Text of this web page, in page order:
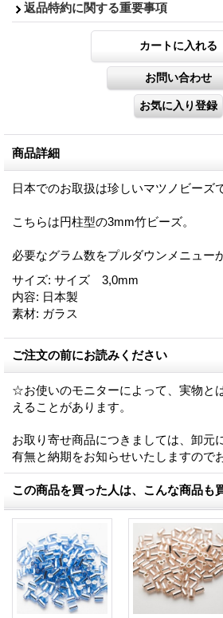
返品特約に関する重要事項
商品詳細
日本でのお取扱は珍しいマツノビーズ
こちらは円柱型の3mm竹ビーズ。
必要なグラム数をプルダウンメニュー
サイズ: サイズ 3,0mm
内容: 日本製
素材: ガラス
ご注文の前にお読みください
☆お使いのモニターによって、実物と
えることがあります。
お取り寄せ商品につきましては、卸元
有無と納期をお知らせいたしますので
この商品を買った人は、こんな商品も